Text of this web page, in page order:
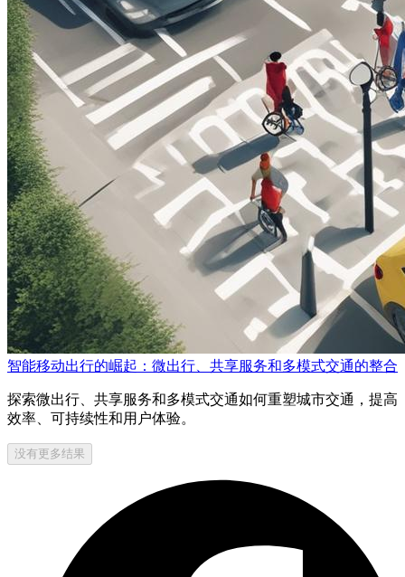
智能移动出行的崛起：微出行、共享服务和多模式交通的整合
探索微出行、共享服务和多模式交通如何重塑城市交通，提高
效率、可持续性和用户体验。
没有更多结果